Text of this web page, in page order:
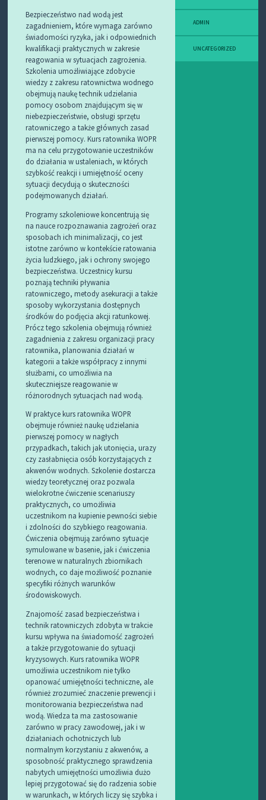
Bezpieczeństwo nad wodą jest
zagadnieniem, które wymaga zarówno
świadomości ryzyka, jak i odpowiednich
kwalifikacji praktycznych w zakresie
reagowania w sytuacjach zagrożenia.
Szkolenia umożliwiające zdobycie
wiedzy z zakresu ratownictwa wodnego
obejmują naukę technik udzielania
pomocy osobom znajdującym się w
niebezpieczeństwie, obsługi sprzętu
ratowniczego a także głównych zasad
pierwszej pomocy. Kurs ratownika WOPR
ma na celu przygotowanie uczestników
do działania w ustaleniach, w których
szybkość reakcji i umiejętność oceny
sytuacji decydują o skuteczności
podejmowanych działań.
Programy szkoleniowe koncentrują się
na nauce rozpoznawania zagrożeń oraz
sposobach ich minimalizacji, co jest
istotne zarówno w kontekście ratowania
życia ludzkiego, jak i ochrony swojego
bezpieczeństwa. Uczestnicy kursu
poznają techniki pływania
ratowniczego, metody asekuracji a także
sposoby wykorzystania dostępnych
środków do podjęcia akcji ratunkowej.
Prócz tego szkolenia obejmują również
zagadnienia z zakresu organizacji pracy
ratownika, planowania działań w
kategorii a także współpracy z innymi
służbami, co umożliwia na
skuteczniejsze reagowanie w
różnorodnych sytuacjach nad wodą.
W praktyce kurs ratownika WOPR
obejmuje również naukę udzielania
pierwszej pomocy w nagłych
przypadkach, takich jak utonięcia, urazy
czy zasłabnięcia osób korzystających z
akwenów wodnych. Szkolenie dostarcza
wiedzy teoretycznej oraz pozwala
wielokrotne ćwiczenie scenariuszy
praktycznych, co umożliwia
uczestnikom na kupienie pewności siebie
i zdolności do szybkiego reagowania.
Ćwiczenia obejmują zarówno sytuacje
symulowane w basenie, jak i ćwiczenia
terenowe w naturalnych zbiornikach
wodnych, co daje możliwość poznanie
specyfiki różnych warunków
środowiskowych.
Znajomość zasad bezpieczeństwa i
technik ratowniczych zdobyta w trakcie
kursu wpływa na świadomość zagrożeń
a także przygotowanie do sytuacji
kryzysowych. Kurs ratownika WOPR
umożliwia uczestnikom nie tylko
opanować umiejętności techniczne, ale
również zrozumieć znaczenie prewencji i
monitorowania bezpieczeństwa nad
wodą. Wiedza ta ma zastosowanie
zarówno w pracy zawodowej, jak i w
działaniach ochotniczych lub
normalnym korzystaniu z akwenów, a
sposobność praktycznego sprawdzenia
nabytych umiejętności umożliwia dużo
lepiej przygotować się do radzenia sobie
w warunkach, w których liczy się szybka i
ADMIN
UNCATEGORIZED